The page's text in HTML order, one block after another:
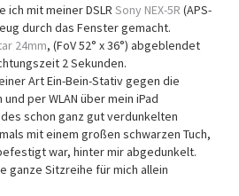
ich mit meiner DSLR Sony NEX-5R (APS-
durch das Fenster gemacht.
24mm, (FoV 52° x 36°) abgeblendet
2 Sekunden.
Art Ein-Bein-Stativ gegen die
per WLAN über mein iPad
schon ganz gut verdunkelten
mit einem großen schwarzen Tuch,
war, hinter mir abgedunkelt.
ganze Sitzreihe für mich allein